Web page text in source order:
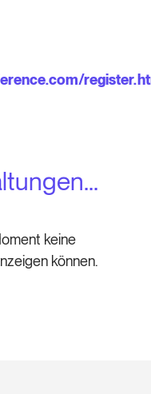
keine
können.